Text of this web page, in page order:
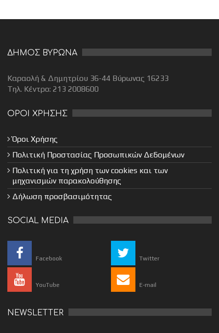
ΔΗΜΟΣ ΒΥΡΩΝΑ
Καραολή & Δημητρίου 36-44 Βύρωνας 16233
Τηλ. Κέντρο: 213 2008600
ΟΡΟΙ ΧΡΗΣΗΣ
Όροι Χρήσης
Πολιτική Προστασίας Προσωπικών Δεδομένων
Πολιτική για τη χρήση των cookies και των
μηχανισμών παρακολούθησης
Δήλωση προσβασιμότητας
SOCIAL MEDIA
Facebook Twitter
YouTube E-mail
NEWSLETTER